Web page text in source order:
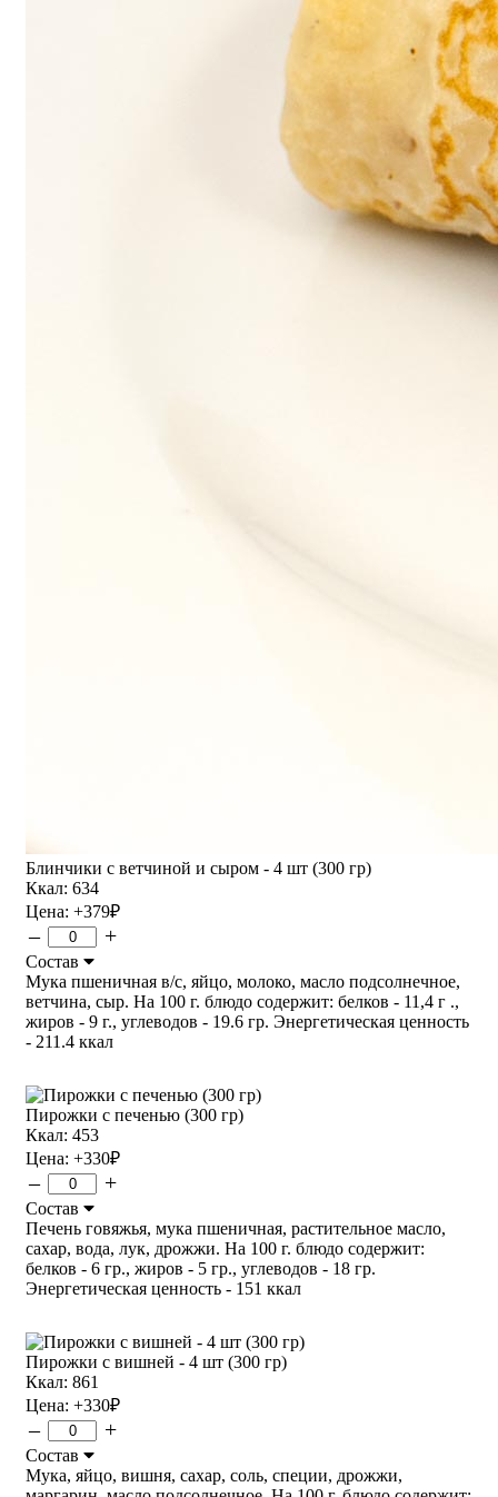
Блинчики с ветчиной и сыром - 4 шт (300 гр)
Ккал: 634
Цена: +379₽
– +
Состав
Мука пшеничная в/с, яйцо, молоко, масло подсолнечное,
ветчина, сыр. На 100 г. блюдо содержит: белков - 11,4 г .,
жиров - 9 г., углеводов - 19.6 гр. Энергетическая ценность
- 211.4 ккал
Пирожки с печенью (300 гр)
Ккал: 453
Цена: +330₽
– +
Состав
Печень говяжья, мука пшеничная, растительное масло,
сахар, вода, лук, дрожжи. На 100 г. блюдо содержит:
белков - 6 гр., жиров - 5 гр., углеводов - 18 гр.
Энергетическая ценность - 151 ккал
Пирожки с вишней - 4 шт (300 гр)
Ккал: 861
Цена: +330₽
– +
Состав
Мука, яйцо, вишня, сахар, соль, специи, дрожжи,